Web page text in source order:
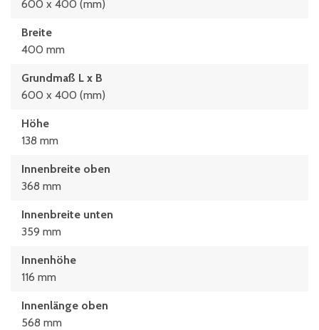
600 x 400 (mm)
Breite
400 mm
Grundmaß L x B
600 x 400 (mm)
Höhe
138 mm
Innenbreite oben
368 mm
Innenbreite unten
359 mm
Innenhöhe
116 mm
Innenlänge oben
568 mm